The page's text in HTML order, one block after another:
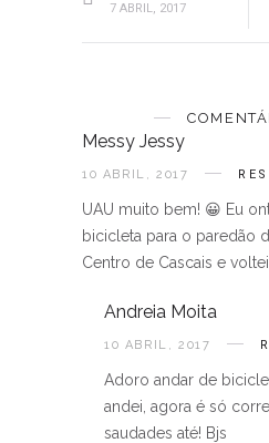
7 ABRIL, 2017
Messy Jessy
10 ABRIL, 2017
UAU muito bem! 😀 Eu
bicicleta para o paredão
Centro de Cascais e
Andreia Moita
10 ABRIL, 2017
Adoro andar de
andei, agora é só
saudades até! Bjs